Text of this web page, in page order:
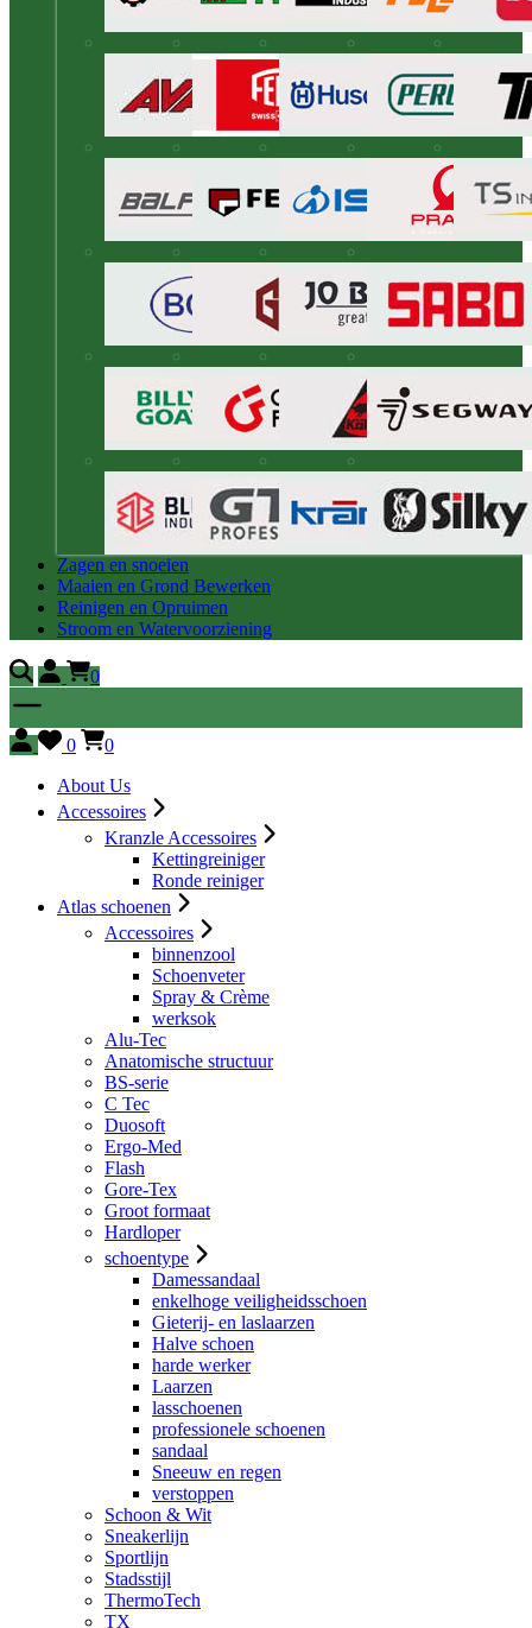
Zagen en snoeien
Maaien en Grond Bewerken
Reinigen en Opruimen
Stroom en Watervoorziening
0
0
0
About Us
Accessoires
Kranzle Accessoires
Kettingreiniger
Ronde reiniger
Atlas schoenen
Accessoires
binnenzool
Schoenveter
Spray & Crème
werksok
Alu-Tec
Anatomische structuur
BS-serie
C Tec
Duosoft
Ergo-Med
Flash
Gore-Tex
Groot formaat
Hardloper
schoentype
Damessandaal
enkelhoge veiligheidsschoen
Gieterij- en laslaarzen
Halve schoen
harde werker
Laarzen
lasschoenen
professionele schoenen
sandaal
Sneeuw en regen
verstoppen
Schoon & Wit
Sneakerlijn
Sportlijn
Stadsstijl
ThermoTech
TX